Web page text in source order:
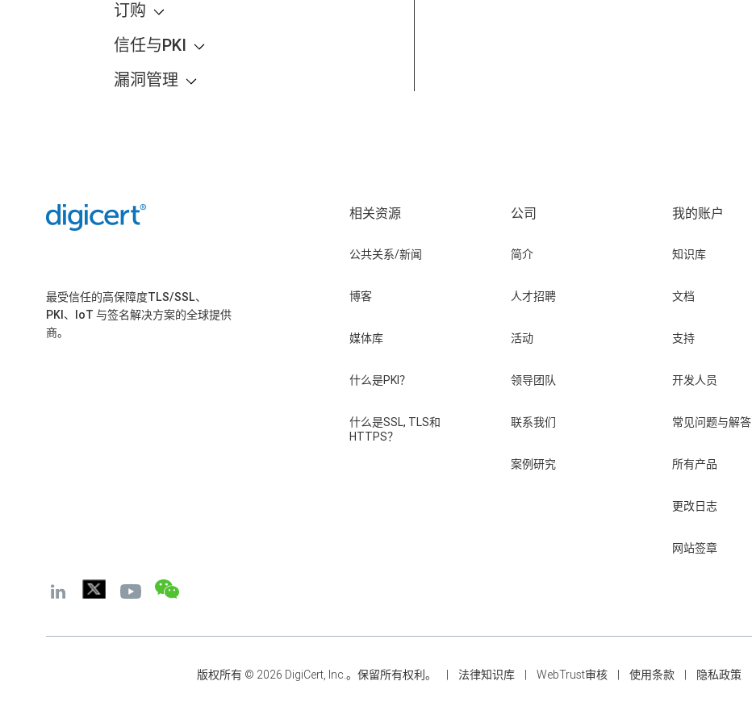
订购
信任与PKI
漏洞管理
最受信任的高保障度TLS/SSL、
PKI、IoT 与签名解决方案的全球提供
商。
相关资源
公共关系/新闻
博客
媒体库
什么是PKI？
什么是SSL, TLS和
HTTPS？
公司
简介
人才招聘
活动
领导团队
联系我们
案例研究
我的账户
知识库
文档
支持
开发人员
常见问题与解答
所有产品
更改日志
网站签章
版权所有 © 2026 DigiCert, Inc.。保留所有权利。 法律知识库 WebTrust审核 使用条款 隐私政策